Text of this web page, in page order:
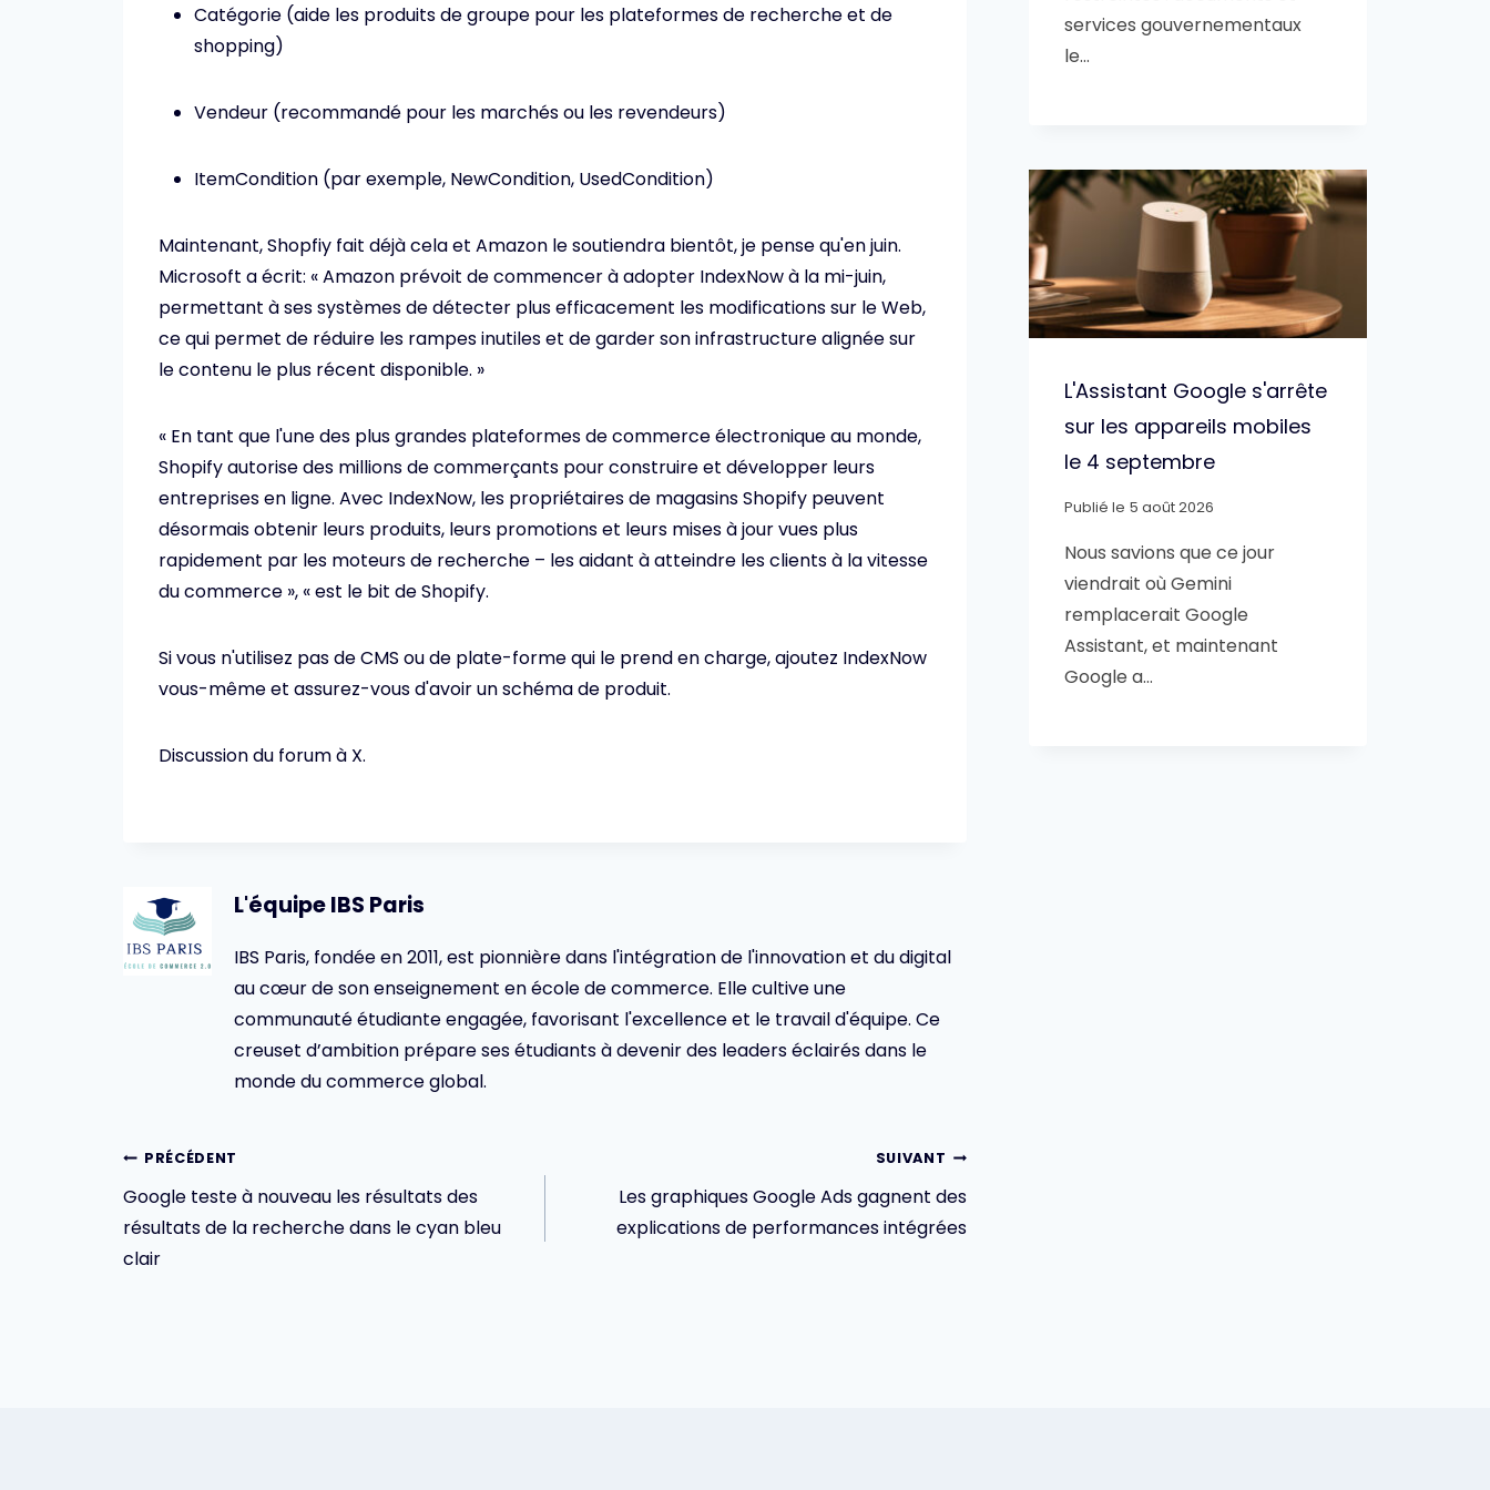
Catégorie (aide les produits de groupe pour les plateformes de recherche et de
shopping)
Vendeur (recommandé pour les marchés ou les revendeurs)
ItemCondition (par exemple, NewCondition, UsedCondition)
Maintenant, Shopfiy fait déjà cela et Amazon le soutiendra bientôt, je pense qu'en juin.
Microsoft a écrit: « Amazon prévoit de commencer à adopter IndexNow à la mi-juin,
permettant à ses systèmes de détecter plus efficacement les modifications sur le Web,
ce qui permet de réduire les rampes inutiles et de garder son infrastructure alignée sur
le contenu le plus récent disponible. »
« En tant que l'une des plus grandes plateformes de commerce électronique au monde,
Shopify autorise des millions de commerçants pour construire et développer leurs
entreprises en ligne. Avec IndexNow, les propriétaires de magasins Shopify peuvent
désormais obtenir leurs produits, leurs promotions et leurs mises à jour vues plus
rapidement par les moteurs de recherche – les aidant à atteindre les clients à la vitesse
du commerce », « est le bit de Shopify.
Si vous n'utilisez pas de CMS ou de plate-forme qui le prend en charge, ajoutez IndexNow
vous-même et assurez-vous d'avoir un schéma de produit.
Discussion du forum à X.
L'équipe IBS Paris
IBS Paris, fondée en 2011, est pionnière dans l'intégration de l'innovation et du digital
au cœur de son enseignement en école de commerce. Elle cultive une
communauté étudiante engagée, favorisant l'excellence et le travail d'équipe. Ce
creuset d’ambition prépare ses étudiants à devenir des leaders éclairés dans le
monde du commerce global.
Navigation
de
l’article
PRÉCÉDENT
Google teste à nouveau les résultats des
résultats de la recherche dans le cyan bleu
clair
SUIVANT
Les graphiques Google Ads gagnent des
explications de performances intégrées
services gouvernementaux
le…
L'Assistant Google s'arrête
sur les appareils mobiles
le 4 septembre
Publié le 5 août 2026
Nous savions que ce jour
viendrait où Gemini
remplacerait Google
Assistant, et maintenant
Google a…